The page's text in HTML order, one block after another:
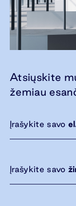
Atsiųskite
žemiau
Įrašykite savo
Įrašykite savo